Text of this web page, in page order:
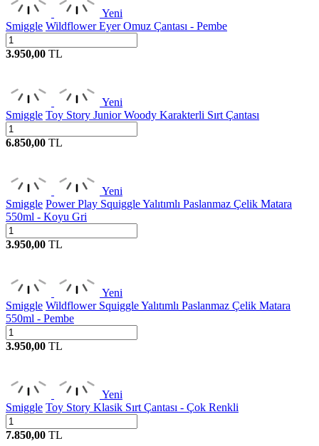
Yeni
Smiggle Wildflower Eyer Omuz Çantası - Pembe
3.950,00 TL
Yeni
Smiggle Toy Story Junior Woody Karakterli Sırt Çantası
6.850,00 TL
Yeni
Smiggle Power Play Squiggle Yalıtımlı Paslanmaz Çelik Matara
550ml - Koyu Gri
3.950,00 TL
Yeni
Smiggle Wildflower Squiggle Yalıtımlı Paslanmaz Çelik Matara
550ml - Pembe
3.950,00 TL
Yeni
Smiggle Toy Story Klasik Sırt Çantası - Çok Renkli
7.850,00 TL